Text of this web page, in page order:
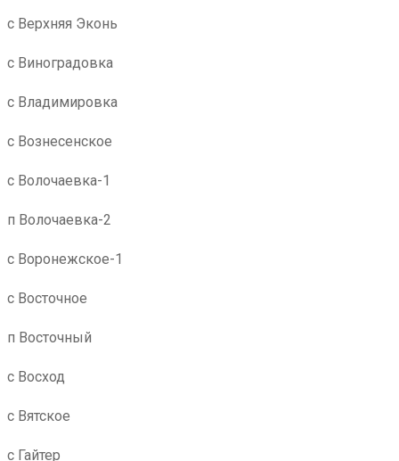
с Верхняя Эконь
с Виноградовка
с Владимировка
с Вознесенское
с Волочаевка-1
п Волочаевка-2
с Воронежское-1
с Восточное
п Восточный
с Восход
с Вятское
с Гайтер